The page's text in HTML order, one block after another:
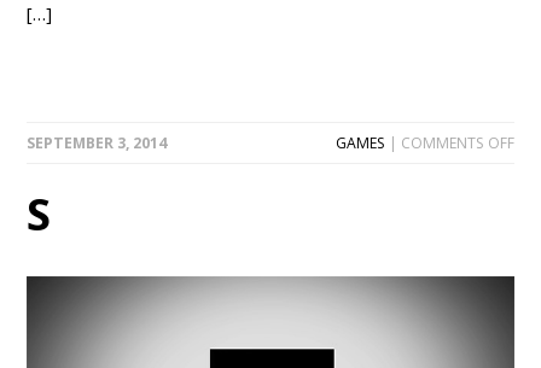
[…]
SEPTEMBER 3, 2014 GAMES | COMMENTS OFFON
S